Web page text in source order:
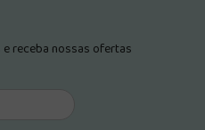
receba nossas ofertas